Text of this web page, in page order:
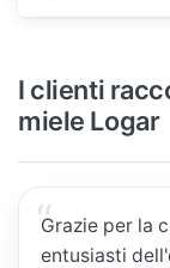
I clienti
miele Logar
Grazie per la
entusiasti